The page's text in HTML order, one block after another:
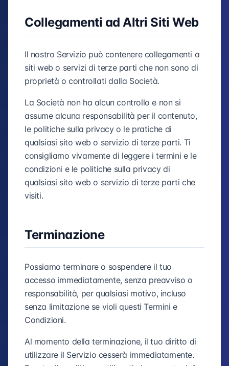
Collegamenti ad Altri Siti Web
Il nostro Servizio può contenere collegamenti a
siti web o servizi di terze parti che non sono di
proprietà o controllati dalla Società.
La Società non ha alcun controllo e non si
assume alcuna responsabilità per il contenuto,
le politiche sulla privacy o le pratiche di
qualsiasi sito web o servizio di terze parti. Ti
consigliamo vivamente di leggere i termini e le
condizioni e le politiche sulla privacy di
qualsiasi sito web o servizio di terze parti che
visiti.
Terminazione
Possiamo terminare o sospendere il tuo
accesso immediatamente, senza preavviso o
responsabilità, per qualsiasi motivo, incluso
senza limitazione se violi questi Termini e
Condizioni.
Al momento della terminazione, il tuo diritto di
utilizzare il Servizio cesserà immediatamente.